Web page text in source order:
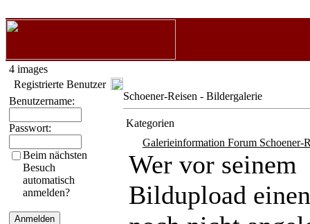
4 images
Registrierte Benutzer
Benutzername:
Passwort:
Beim nächsten
Besuch
automatisch
anmelden?
Schoener-Reisen - Bildergalerie
Kategorien
Galerieinformation Forum Schoener-
Wer vor seinem
Bildupload